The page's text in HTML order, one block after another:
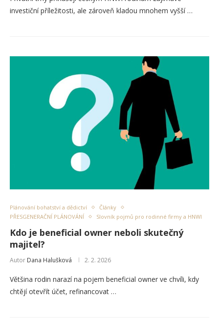
investiční příležitosti, ale zároveň kladou mnohem vyšší …
Plánování bohatství a dědictví
Články
PŘESGENERAČNÍ PLÁNOVÁNÍ
Slovník pojmů pro rodinné firmy a HNWI
Kdo je beneficial owner neboli skutečný
majitel?
Autor Dana Halušková 2. 2. 2026
Většina rodin narazí na pojem beneficial owner ve chvíli, kdy
chtějí otevřít účet, refinancovat …